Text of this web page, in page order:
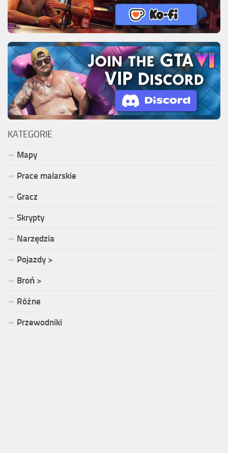
KATEGORIE
Mapy
Prace malarskie
Gracz
Skrypty
Narzędzia
Pojazdy >
Broń >
Różne
Przewodniki